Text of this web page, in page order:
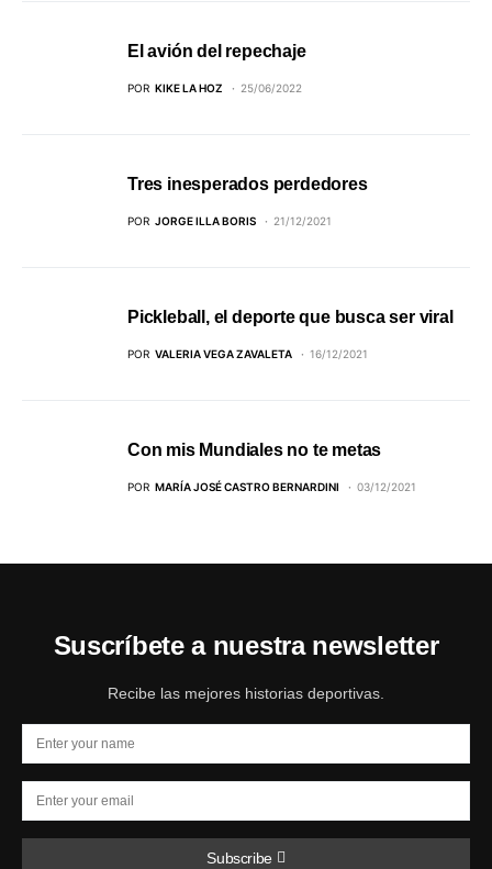
El avión del repechaje
POR KIKE LA HOZ 25/06/2022
Tres inesperados perdedores
POR JORGE ILLA BORIS 21/12/2021
Pickleball, el deporte que busca ser viral
POR VALERIA VEGA ZAVALETA 16/12/2021
Con mis Mundiales no te metas
POR MARÍA JOSÉ CASTRO BERNARDINI 03/12/2021
Suscríbete a nuestra newsletter
Recibe las mejores historias deportivas.
Subscribe